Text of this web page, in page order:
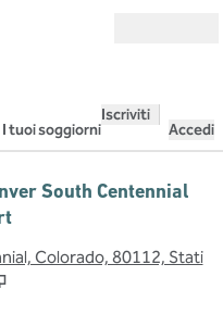
I tuoi soggiorni
Iscriviti
Accedi
South Centennial
Colorado, 80112, Stati